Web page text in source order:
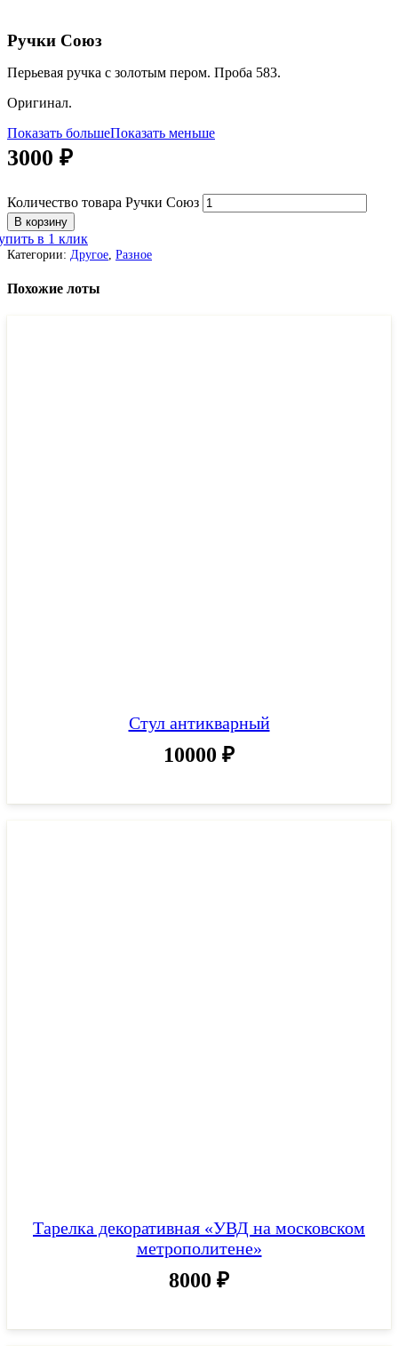
Ручки Союз
Перьевая ручка с золотым пером. Проба 583.
Оригинал.
Показать большеПоказать меньше
3000 ₽
Количество товара Ручки Союз
В корзину
в 1 клик
Категории: Другое Разное
Похожие лоты
Стул антикварный
10000 ₽
Тарелка декоративная «УВД на московском
метрополитене»
8000 ₽